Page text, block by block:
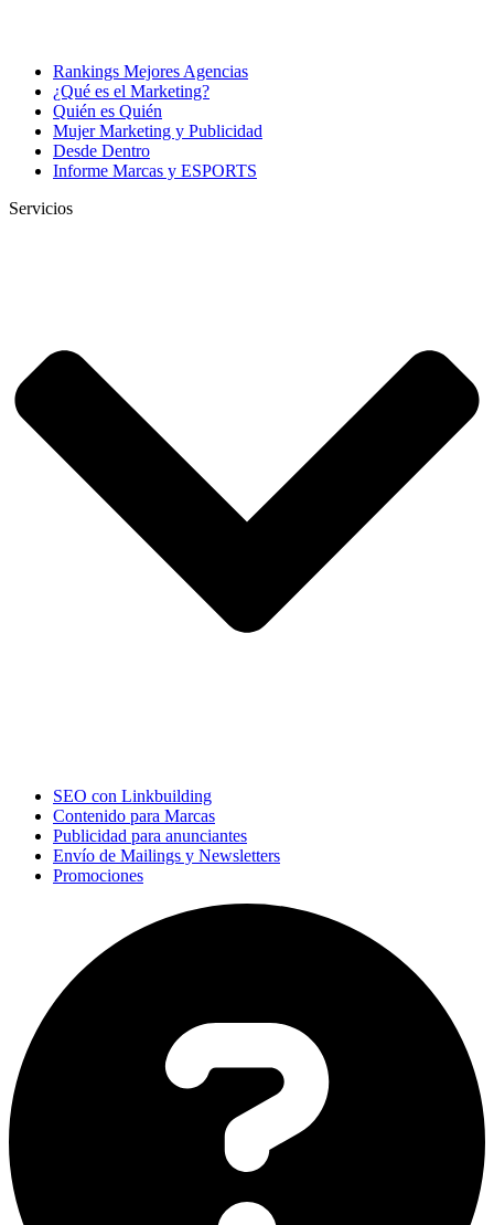
Rankings Mejores Agencias
¿Qué es el Marketing?
Quién es Quién
Mujer Marketing y Publicidad
Desde Dentro
Informe Marcas y ESPORTS
Servicios
SEO con Linkbuilding
Contenido para Marcas
Publicidad para anunciantes
Envío de Mailings y Newsletters
Promociones